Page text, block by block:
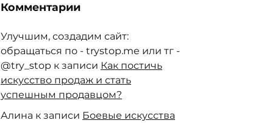
Комментарии
Улучшим, создадим сайт:
обращаться по - trystop.me или тг -
@try_stop к записи Как постичь
искусство продаж и стать
успешным продавцом?
Алина к записи Боевые искусства